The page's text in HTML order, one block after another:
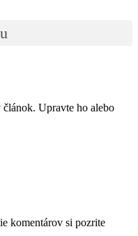
Upravte ho alebo
komentárov si pozrite